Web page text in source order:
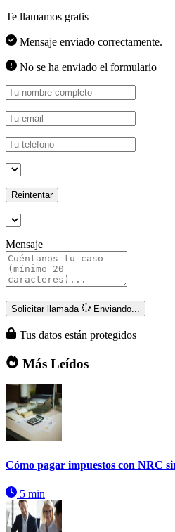
Te llamamos gratis
Mensaje enviado correctamente.
No se ha enviado el formulario
Reintentar
Mensaje
Solicitar llamada Enviando...
Tus datos están protegidos
Más Leídos
Cómo pagar impuestos con NRC
5 min